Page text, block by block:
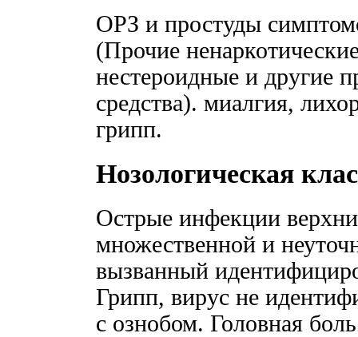
ОРЗ и простуды
(Прочие
нестероидные и другие
средства). миалгия,
грипп.
Нозологическая
Острые инфекции
множественной и
вызванный
Грипп, вирус не
с ознобом. Головная